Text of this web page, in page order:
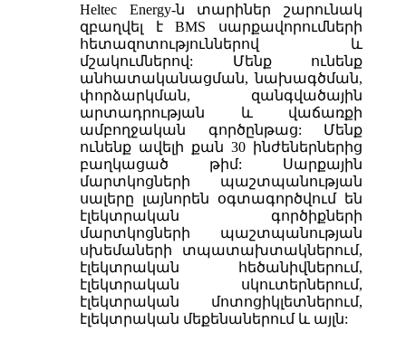
Heltec Energy-ն տարիներ շարունակ
զբաղվել է BMS սարքավորումների
հետազոտություններով և
մշակումներով: Մենք ունենք
անհատականացման, նախագծման,
փորձարկման, զանգվածային
արտադրության և վաճառքի
ամբողջական գործընթաց: Մենք
ունենք ավելի քան 30 ինժեներներից
բաղկացած թիմ: Սարքային
մարտկոցների պաշտպանության
սալերը լայնորեն օգտագործվում են
էլեկտրական գործիքների
մարտկոցների պաշտպանության
սխեմաների տպատախտակներում,
էլեկտրական հեծանիվներում,
էլեկտրական սկուտերներում,
էլեկտրական մոտոցիկլետներում,
էլեկտրական մեքենաներում և այլն: